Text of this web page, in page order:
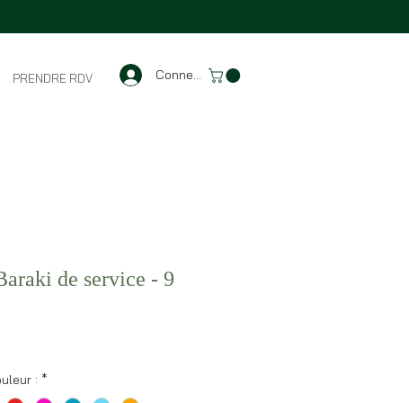
Connexion
PRENDRE RDV
de service - 9
: *